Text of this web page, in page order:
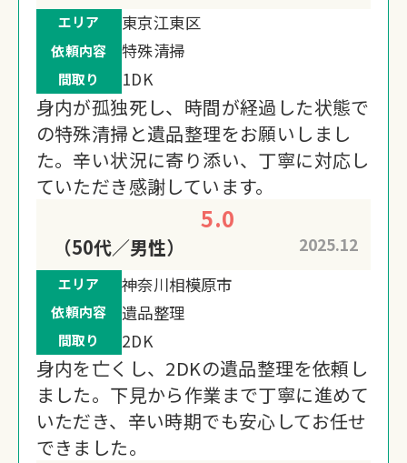
エリア 東京江東区
依頼内容 特殊清掃
間取り 1DK
身内が孤独死し、時間が経過した状態で
の特殊清掃と遺品整理をお願いしまし
た。辛い状況に寄り添い、丁寧に対応し
ていただき感謝しています。
5.0
（50代／男性） 2025.12
エリア 神奈川相模原市
依頼内容 遺品整理
間取り 2DK
身内を亡くし、2DKの遺品整理を依頼し
ました。下見から作業まで丁寧に進めて
いただき、辛い時期でも安心してお任せ
できました。